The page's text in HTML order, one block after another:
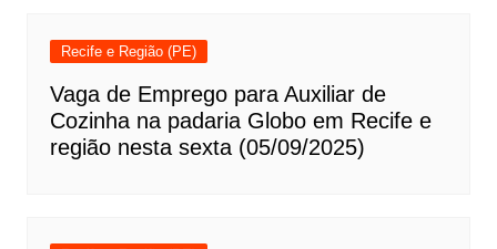
Recife e Região (PE)
Vaga de Emprego para Auxiliar de
Cozinha na padaria Globo em Recife e
região nesta sexta (05/09/2025)